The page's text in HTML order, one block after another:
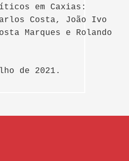
em Caxias:
Costa, João Ivo
Marques e Rolando
de 2021.